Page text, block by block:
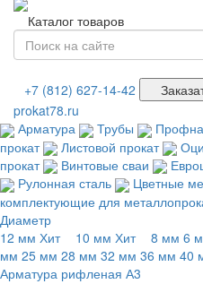
Каталог товаров
+7 (812) 627-14-42
prokat78.ru
Арматура
Трубы
прокат
Листовой прокат
прокат
Винтовые сваи
Рулонная сталь
Цветные
комплектующие для
Диаметр
12 мм Хит 10 мм Хит 8 мм 6
мм 25 мм 28 мм 32 мм 36 мм 40
Арматура рифленая А3